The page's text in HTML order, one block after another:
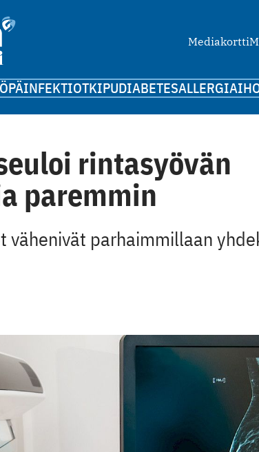
Mediakortti
INFEKTIOTKIPUDIABETESALLERGIA
rintasyövän
paremmin
vähenivät parhaimmillaan